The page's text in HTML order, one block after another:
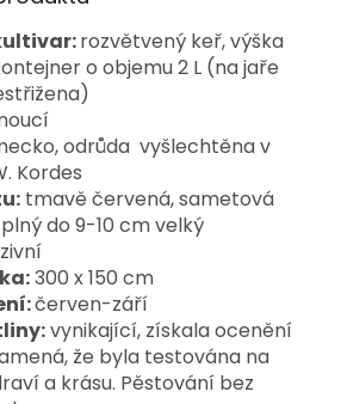
rozvětvený keř, výška
o objemu 2 L (na jaře
odrůda vyšlechtěna v
Kordes
tmavě červená, sametová
plný do 9-10 cm velký
300 x 150 cm
červen-září
vynikající, získala ocenění
že byla testována na
a krásu. Pěstování bez